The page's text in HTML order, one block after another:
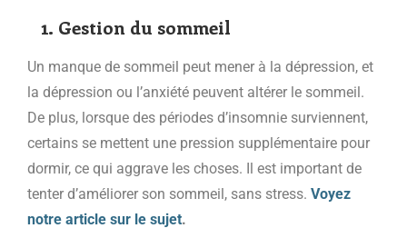
1. Gestion du sommeil
Un manque de sommeil peut mener à la dépression, et
la dépression ou l’anxiété peuvent altérer le sommeil.
De plus, lorsque des périodes d’insomnie surviennent,
certains se mettent une pression supplémentaire pour
dormir, ce qui aggrave les choses. Il est important de
tenter d’améliorer son sommeil, sans stress. Voyez
notre article sur le sujet.